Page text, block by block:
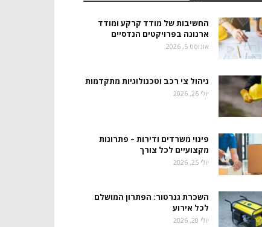
החשיבות של מודד קרקע ומודד
ארנונה בפרויקטים הנדסיים
אוגוסט 5, 2026
ניהול צי רכב וטכנולוגיות מתקדמות
יולי 26, 2026
פינוי משרדים ודירות – פתרונות
מקצועיים לכל צורך
יולי 25, 2026
השכרת גנרטור: הפתרון המושלם
לכל אירוע
יולי 20, 2026